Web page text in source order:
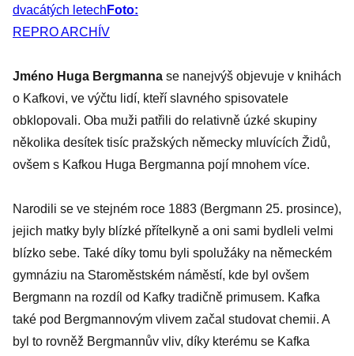
dvacátých letech Foto:
REPRO ARCHÍV
Jméno Huga Bergmanna se nanejvýš objevuje v knihách
o Kafkovi, ve výčtu lidí, kteří slavného spisovatele
obklopovali. Oba muži patřili do relativně úzké skupiny
několika desítek tisíc pražských německy mluvících Židů,
ovšem s Kafkou Huga Bergmanna pojí mnohem více.
Narodili se ve stejném roce 1883 (Bergmann 25. prosince),
jejich matky byly blízké přítelkyně a oni sami bydleli velmi
blízko sebe. Také díky tomu byli spolužáky na německém
gymnáziu na Staroměstském náměstí, kde byl ovšem
Bergmann na rozdíl od Kafky tradičně primusem. Kafka
také pod Bergmannovým vlivem začal studovat chemii. A
byl to rovněž Bergmannův vliv, díky kterému se Kafka